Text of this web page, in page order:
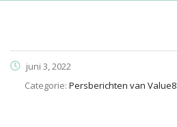
juni 3, 2022
Categorie: Persberichten van Value8